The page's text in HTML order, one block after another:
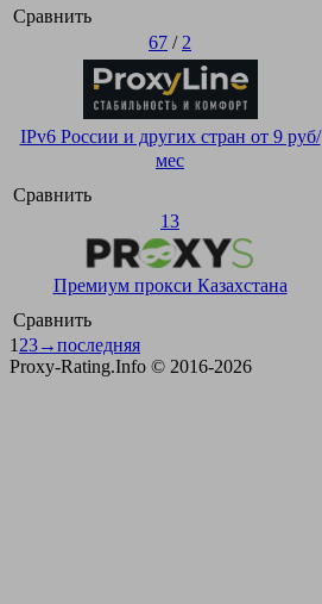
Сравнить
67 / 2
IPv6 России и других стран от 9 руб/
мес
Сравнить
13
Премиум прокси Казахстана
Сравнить
1 23→последняя
Proxy-Rating.Info © 2016-2026